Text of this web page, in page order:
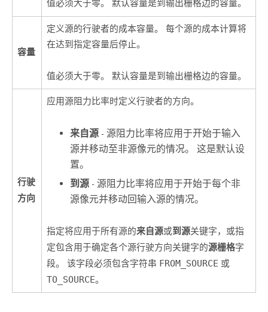
值必须大于零。 默认容量是到输出栅格边的容量。
容量
定义源的行驶者的成本容量。 每个源的成本计算将
在达到指定容量后停止。
值必须大于零。 默认容量是到输出栅格边的容量。
行驶
方向
应用源阻力比率时定义行驶者的方向。
来自源 - 源阻力比率将应用于开始于输入
源并移动至非源像元的情况。 这是默认设
置。
到源 - 源阻力比率将应用于开始于每个非
源像元并移动回输入源的情况。
指定将应用于所有源的来自源或到源关键字，或指
定包含用于确定各个源行驶方向关键字的源栅格字
段。 该字段必须包含字符串 FROM_SOURCE 或
TO_SOURCE。